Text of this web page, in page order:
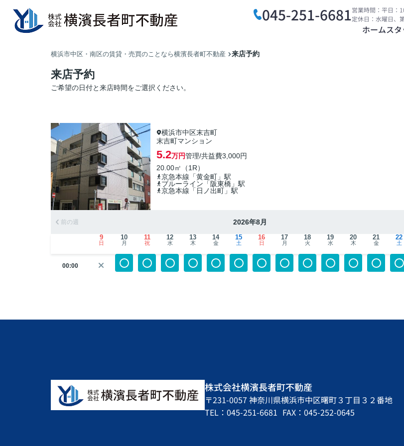
045-251-6681営業時間：平日：
定休日：水曜日、
ホームス
横浜市中区・南区の賃貸・売買のことなら横濱長者町不動産 来店予約
来店予約
ご希望の日付と来店時間をご選択ください。
横浜市中区末吉町
末吉町マンション
5.2万円管理/共益費3,000円
20.00㎡（1R）
京急本線「黄金町」駅
ブルーライン「阪東橋」駅
京急本線「日ノ出町」駅
前の週 2026年8月
9
日
10
月
11
祝
12
水
13
木
14
金
15
土
16
日
17
月
18
火
19
水
20
木
21
金
22
土
00:00
株式会社横濱長者町不動産
〒231-0057 神奈川県横浜市中区曙町３丁目３２番地
TEL：045-251-6681 FAX：045-252-0645